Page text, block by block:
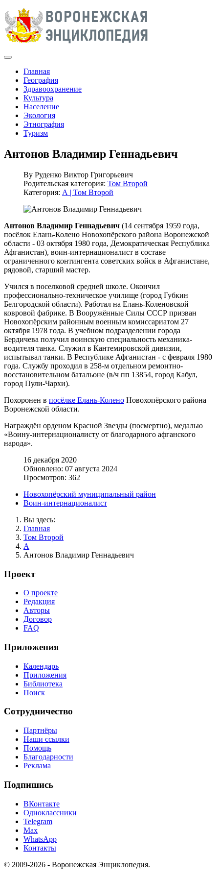
Главная
География
Здравоохранение
Культура
Население
Экология
Этнография
Туризм
Антонов Владимир Геннадьевич
By Руденко Виктор Григорьевич
Родительская категория: Том Второй
Категория: А | Том Второй
Антонов Владимир Геннадьевич (14 сентября 1959 года,
посёлок Елань-Колено Новохопёрского района Воронежской
области - 03 октября 1980 года, Демократическая Республика
Афганистан), воин-интернационалист в составе
ограниченного контингента советских войск в Афганистане,
рядовой, старший мастер.
Учился в поселковой средней школе. Окончил
профессионально-техническое училище (город Губкин
Белгородской области). Работал на Елань-Коленовской
ковровой фабрике. В Вооружённые Силы СССР призван
Новохопёрским районным военным комиссариатом 27
октября 1978 года. В учебном подразделении города
Бердичева получил воинскую специальность механика-
водителя танка. Служил в Кантемировской дивизии,
испытывал танки. В Республике Афганистан - с февраля 1980
года. Службу проходил в 258-м отдельном ремонтно-
восстановительном батальоне (в/ч пп 13854, город Кабул,
город Пули-Чархи).
Похоронен в посёлке Елань-Колено Новохопёрского района
Воронежской области.
Награждён орденом Красной Звезды (посмертно), медалью
«Воину-интернационалисту от благодарного афганского
народа».
16 декабря 2020
Обновлено: 07 августа 2024
Просмотров: 362
Новохопёрский муниципальный район
Воин-интернационалист
Вы здесь:
Главная
Том Второй
А
Антонов Владимир Геннадьевич
Проект
О проекте
Редакция
Авторы
Договор
FAQ
Приложения
Календарь
Приложения
Библиотека
Поиск
Сотрудничество
Партнёры
Наши ссылки
Помощь
Благодарности
Реклама
Подпишись
ВКонтакте
Одноклассники
Telegram
Max
WhatsApp
Контакты
© 2009-2026 - Воронежская Энциклопедия.